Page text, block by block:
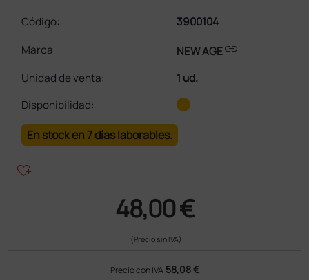
Código:
3900104
Marca
NEW AGElink
Unidad de venta:
1 ud.
Disponibilidad:
En stock en 7 días laborables.
heart_plus
48,00 €
(Precio sin IVA)
Precio con IVA 58,08 €